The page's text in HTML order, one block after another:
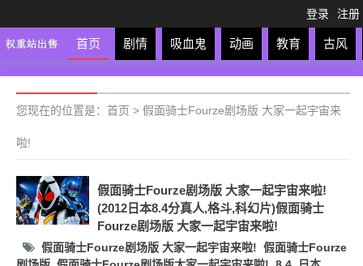
登录 注册
首页 剧情 吸血鬼 动画 教育 古风
轻松 校园 科幻 亲子 格斗 运动 恋爱 竞
您现在的位置是： 首页 > 假面骑士Fourze剧场版 大家一起宇宙来
啦!
假面骑士Fourze剧场版 大家一起宇宙来啦!
(2012日本8.4分真人,格斗,科幻片)假面骑士
Fourze剧场版 大家一起宇宙来啦!
假面骑士Fourze剧场版 大家一起宇宙来啦! 假面骑士Fourze